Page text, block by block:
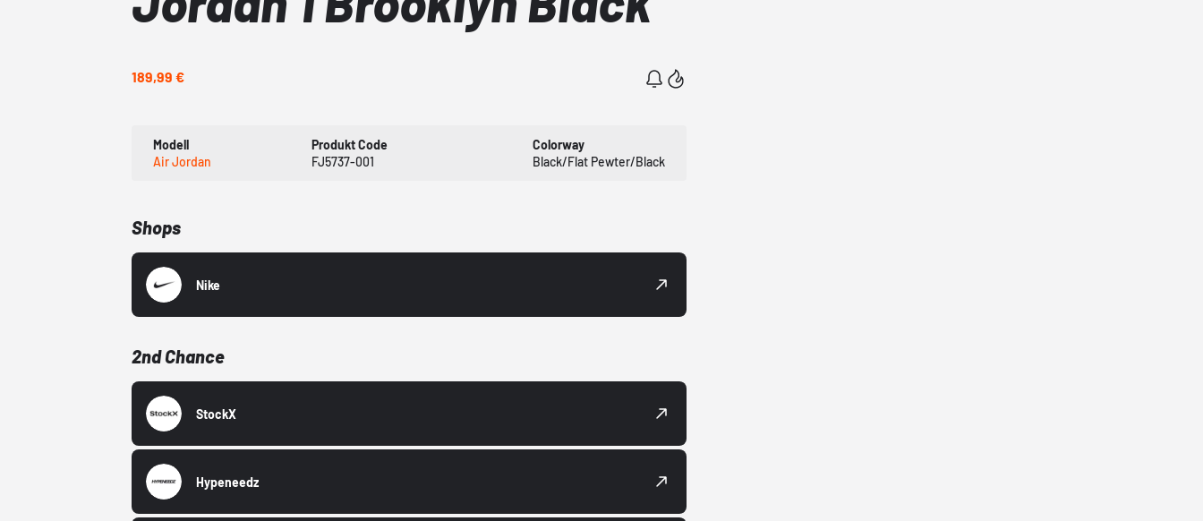
189,99 €
Modell
Air Jordan
Produkt Code
FJ5737-001
Colorway
Black/Flat Pewter/Black
Shops
Nike
2nd Chance
StockX
Hypeneedz